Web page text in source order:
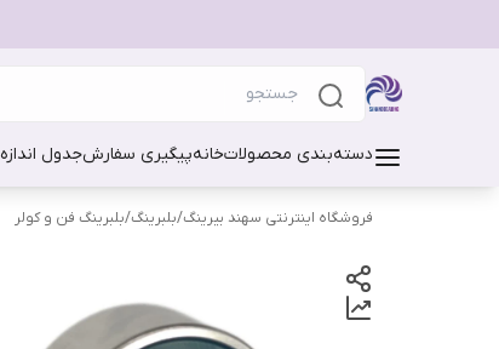
دسته‌بندی محصولاتخانهپیگیری سفارشجدول
فروشگاه اینترنتی سهند بیرینگ/بلبرینگ/بلبرینگ فن و کولر